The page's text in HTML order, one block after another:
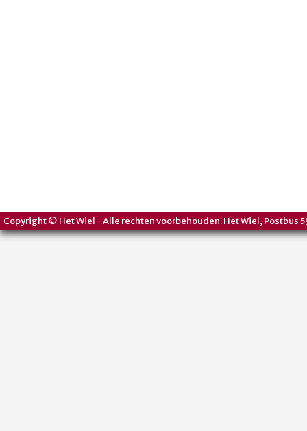
Copyright © Het Wiel - Alle rechten voorbehouden. Het Wiel, Postbus